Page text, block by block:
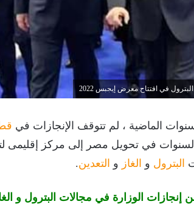
في افتتاح معرض إيجبس 2022
في تحويل مصر إلى مركز إقليمى
البترول و الغاز و التعدين.
الوزارة في مجالات البترول و الغاز و التعدين